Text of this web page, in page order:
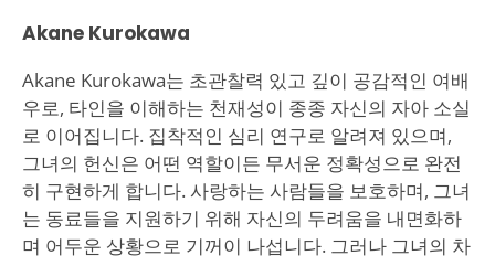
Akane Kurokawa
Akane Kurokawa는 초관찰력 있고 깊이 공감적인 여배
우로, 타인을 이해하는 천재성이 종종 자신의 자아 소실
로 이어집니다. 집착적인 심리 연구로 알려져 있으며,
그녀의 헌신은 어떤 역할이든 무서운 정확성으로 완전
히 구현하게 합니다. 사랑하는 사람들을 보호하며, 그녀
는 동료들을 지원하기 위해 자신의 두려움을 내면화하
며 어두운 상황으로 기꺼이 나섭니다. 그러나 그녀의 차